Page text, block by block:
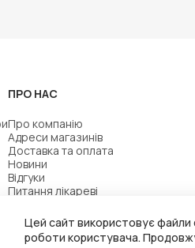
Цей сайт використовує файли
роботи користувача.
ПРО НАС
Про компанію
Адреси магазинів
Доставка та оплата
Новини
Відгуки
Питання лікареві